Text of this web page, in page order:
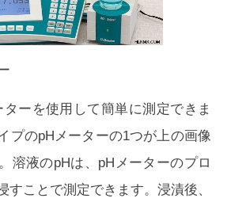
ターを使用して簡単に測定できま
プのpHメーターの1つが上の画像
溶液のpHは、pHメーターのプロ
すことで測定できます。浸漬後、